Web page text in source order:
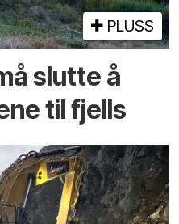
PLUSS
slutte å
til fjells